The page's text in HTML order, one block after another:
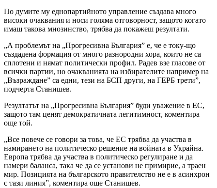
По думите му еднопартийното управление създава много
високи очаквания и носи голяма отговорност, защото когато
имаш такова мнозинство, трябва да покажеш резултати.
„А проблемът на „Прогресивна България” е, че е току-що
създадена формация от много разнородни хора, които не са
сплотени и нямат политически профил. Радев взе гласове от
всички партии, но очакванията на избирателите например на
„Възраждане” са едни, тези на БСП други, на ГЕРБ трети”,
подчерта Станишев.
Резултатът на „Прогресивна България” буди уважение в ЕС,
защото там ценят демократичната легитимност, коментира
още той.
„Все повече се говори за това, че ЕС трябва да участва в
намирането на политическо решение на войната в Украйна.
Европа трябва да участва в политическо регулиране и да
намери баланса, така че да се установи не примирие, а траен
мир. Позицията на българското правителство не е в асинхрон
с тази линия”, коментира още Станишев.